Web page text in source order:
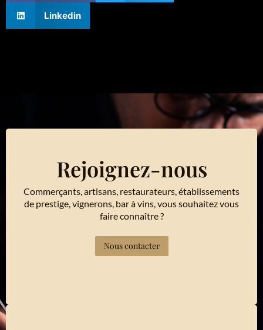
Linkedin
Rejoignez-nous
Commerçants, artisans, restaurateurs, établissements
de prestige, vignerons, bar à vins, vous souhaitez vous
faire connaître ?
Nous contacter